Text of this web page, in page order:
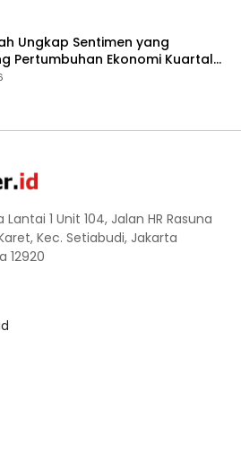
Ungkap Sentimen yang
Pertumbuhan Ekonomi Kuartal
1 Unit 104, Jalan HR Rasuna
Kec. Setiabudi, Jakarta
12920